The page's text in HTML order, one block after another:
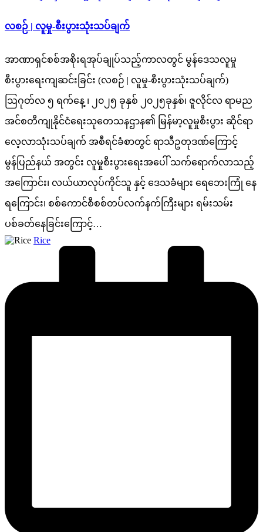
လစဉ် | လူမှု-စီးပွားသုံးသပ်ချက်
အာဏာရှင်စစ်အစိုးရအုပ်ချုပ်သည့်ကာလတွင် မွန်ဒေသလူမှု
စီးပွားရေးကျဆင်းခြင်း (လစဉ် | လူမှု-စီးပွားသုံးသပ်ချက်)
ဩဂုတ်လ ၅ ရက်နေ့ ၊ ၂၀၂၅ ခုနှစ် ၂၀၂၅ခုနှစ်၊ ဇူလိုင်လ ရာမည
အင်စတီကျုနိုင်ငံရေးသုတေသနဌာန၏ မြန်မာ့လူမှုစီးပွား ဆိုင်ရာ
လေ့လာသုံးသပ်ချက် အစီရင်ခံစာတွင် ရာသီဥတုဒဏ်ကြောင့်
မွန်ပြည်နယ် အတွင်း လူမှုစီးပွားရေးအပေါ် သက်ရောက်လာသည့်
အကြောင်း၊ လယ်ယာလုပ်ကိုင်သူ နှင့် ဒေသခံများ ရေဘေးကြုံ နေ
ရကြောင်း၊ စစ်ကောင်စီစစ်တပ်လက်နက်ကြီးများ ရမ်းသမ်း
ပစ်ခတ်နေခြင်းကြောင့်…
Posted Rice